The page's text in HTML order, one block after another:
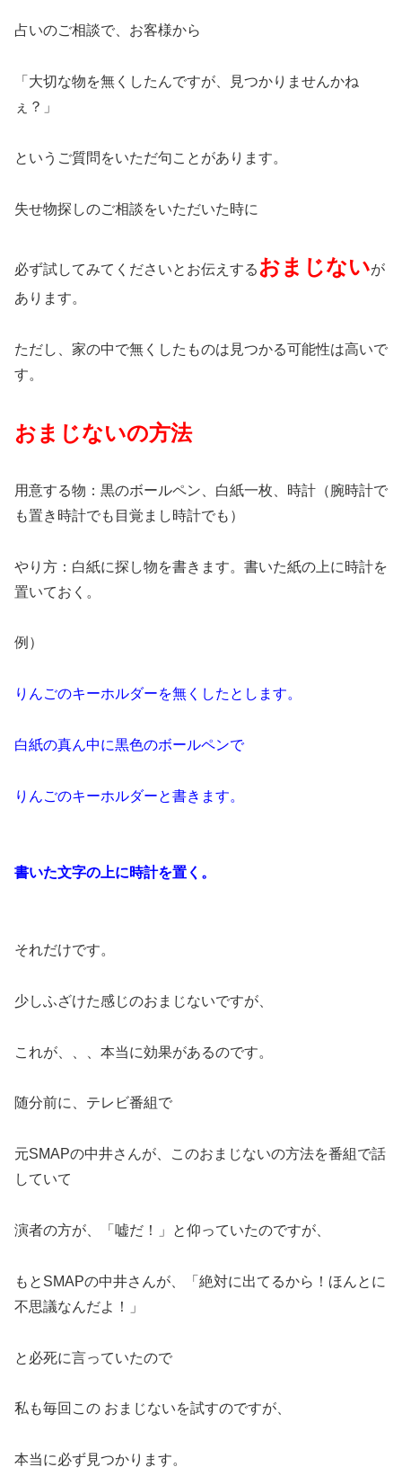
占いのご相談で、お客様から
「大切な物を無くしたんですが、見つかりませんかね
ぇ？」
というご質問をいただ句ことがあります。
失せ物探しのご相談をいただいた時に
必ず試してみてくださいとお伝えする おまじないが
あります。
ただし、家の中で無くしたものは見つかる可能性は高いで
す。
おまじないの方法
用意する物：黒のボールペン、白紙一枚、時計（腕時計で
も置き時計でも目覚まし時計でも）
やり方：白紙に探し物を書きます。書いた紙の上に時計を
置いておく。
例）
りんごのキーホルダーを無くしたとします。
白紙の真ん中に黒色のボールペンで
りんごのキーホルダーと書きます。
書いた文字の上に時計を置く。
それだけです。
少しふざけた感じのおまじないですが、
これが、、、本当に効果があるのです。
随分前に、テレビ番組で
元SMAPの中井さんが、このおまじないの方法を番組で話
していて
演者の方が、「嘘だ！」と仰っていたのですが、
もとSMAPの中井さんが、「絶対に出てるから！ほんとに
不思議なんだよ！」
と必死に言っていたので
私も毎回この おまじないを試すのですが、
本当に必ず見つかります。